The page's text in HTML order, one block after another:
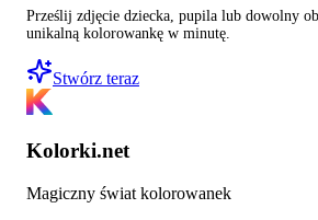
Prześlij zdjęcie dziecka, pupila lub dowolny
unikalną kolorowankę w minutę.
Stwórz teraz
Kolorki.net
Magiczny świat kolorowanek